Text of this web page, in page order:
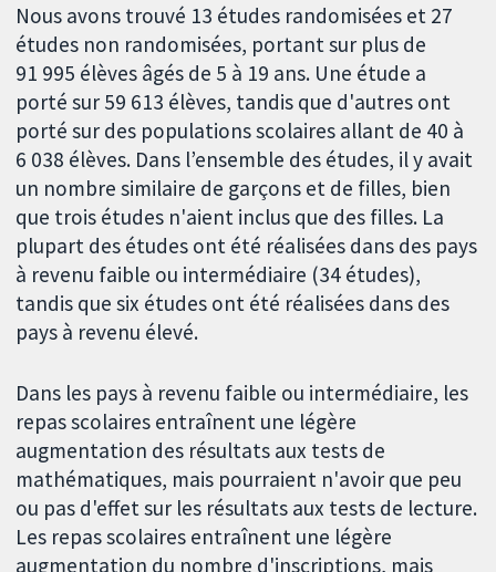
Nous avons trouvé 13 études randomisées et 27
études non randomisées, portant sur plus de
91 995 élèves âgés de 5 à 19 ans. Une étude a
porté sur 59 613 élèves, tandis que d'autres ont
porté sur des populations scolaires allant de 40 à
6 038 élèves. Dans l’ensemble des études, il y avait
un nombre similaire de garçons et de filles, bien
que trois études n'aient inclus que des filles. La
plupart des études ont été réalisées dans des pays
à revenu faible ou intermédiaire (34 études),
tandis que six études ont été réalisées dans des
pays à revenu élevé.
Dans les pays à revenu faible ou intermédiaire, les
repas scolaires entraînent une légère
augmentation des résultats aux tests de
mathématiques, mais pourraient n'avoir que peu
ou pas d'effet sur les résultats aux tests de lecture.
Les repas scolaires entraînent une légère
augmentation du nombre d'inscriptions, mais